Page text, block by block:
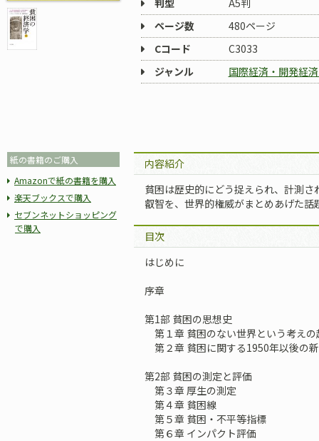
判型
A5判
ページ数
480ページ
Cコード
C3033
ジャンル
国際経済・開発経
紙の書籍のご購入
Amazonで紙の書籍を購入
楽天ブックスで購入
セブンネットショッピング
で購入
内容紹介
貧困は歴史的にどう捉えられ、計測
叡智を、世界的権威がまとめあげた話
目次
はじめに
序章
第1部 貧困の思想史
第１章 貧困のない世界という考えの
第２章 貧困に関する1950年以後の
第2部 貧困の測定と評価
第３章 厚生の測定
第４章 貧困線
第５章 貧困・不平等指標
第６章 インパクト評価